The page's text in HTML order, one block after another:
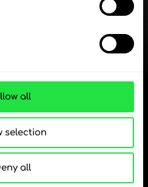
all
selection
all
σε λίγα
τα
ζεύγη
για HUF